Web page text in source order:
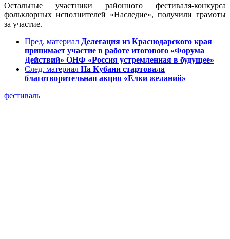
Остальные участники районного фестиваля-конкурса
фольклорных исполнителей «Наследие», получили грамоты
за участие.
Пред. материал Делегация из Краснодарского края
принимает участие в работе итогового «Форума
Действий» ОНФ «Россия устремленная в будущее»
След. материал На Кубани стартовала
благотворительная акция «Елки желаний»
фестиваль